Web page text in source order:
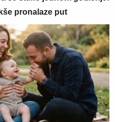
pronalaze put